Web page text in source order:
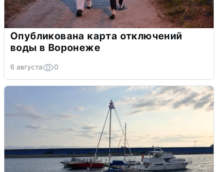
Опубликована карта отключений
воды в Воронеже
6 августа 0